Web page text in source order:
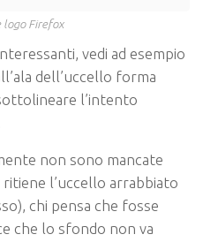
logo Firefox
vedi ad esempio
dell’uccello forma
l’intento
non sono mancate
l’uccello arrabbiato
chi pensa che fosse
che lo sfondo non va